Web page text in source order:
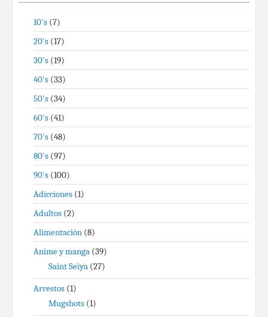
10's (7)
20's (17)
30's (19)
40's (33)
50's (34)
60's (41)
70's (48)
80's (97)
90's (100)
Adicciones (1)
Adultos (2)
Alimentación (8)
Anime y manga (39)
Saint Seiya (27)
Arrestos (1)
Mugshots (1)